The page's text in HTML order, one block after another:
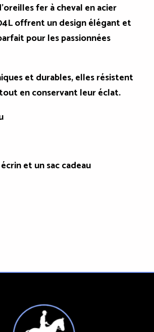
fer à cheval en acier
offrent un design élégant et
pour les passionnées
et durables, elles résistent
en conservant leur éclat.
et un sac cadeau